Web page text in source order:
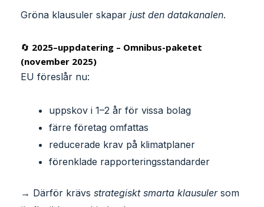
Gröna klausuler skapar just den datakanalen.
🔄 2025–uppdatering – Omnibus-paketet
(november 2025)
EU föreslår nu:
uppskov i 1–2 år för vissa bolag
färre företag omfattas
reducerade krav på klimatplaner
förenklade rapporteringsstandarder
→ Därför krävs strategiskt smarta klausulersom